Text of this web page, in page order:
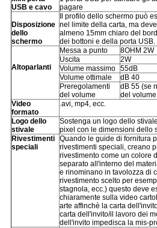
USB e cavo
pagare
Disposizione
dello
schermo
Il profilo dello schermo può
nel limite della carta, ma
almeno 15mm chiaro del
dei bottoni e della porta USB.
Altoparlanti
Messa a punto
8OHM 2W
Uscita
2W
Volume massimo 55dB
Volume ottimale
dB 40
Preregolamenti
del volume
dB 55 (se
del
Video
formato
.avi, mp4, ecc.
Logo dello
stivale
Sostenga un logo dello
pixel con le dimensioni dello
Rivestimenti
speciali
Quando le guide di fornitura
rivestimenti speciali, creano
rivestimento come un colore
separato all'interno del
e rinominano in tavolozza di
rivestimento scelto per
stagnola, ecc.) questo deve
chiaramente sulla video
arte affinchè la carta
carta dell'invito/il lavoro dei
dell'invito impedisca la mis-